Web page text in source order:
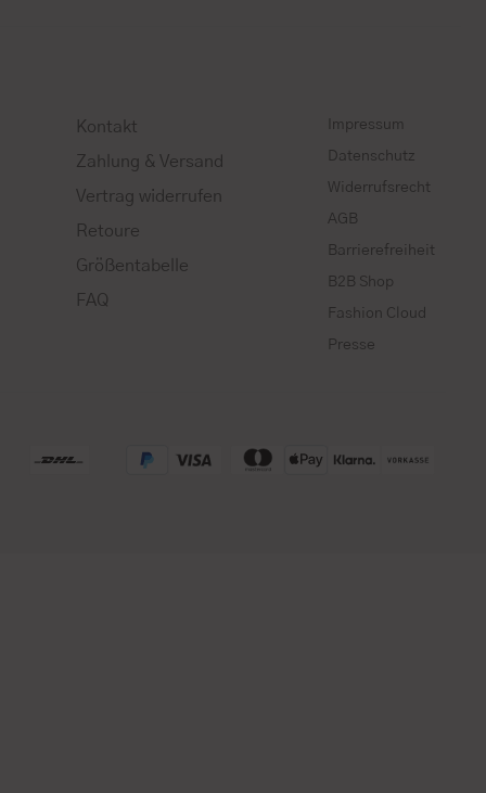
Kontakt
Zahlung & Versand
Vertrag widerrufen
Retoure
Größentabelle
FAQ
Impressum
Datenschutz
Widerrufsrecht
AGB
Barrierefreiheit
B2B Shop
Fashion Cloud
Presse